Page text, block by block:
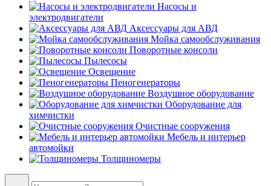
Насосы и
электродвигатели
Аксессуары для АВД
Мойка самообслуживания
Поворотные консоли
Пылесосы
Освещение
Пеногенераторы
Воздушное оборудование
Оборудование для
химчистки
Очистные сооружения
Мебель и интерьер
автомойки
Толщиномеры